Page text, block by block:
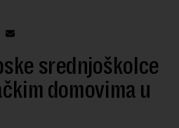
srednjoškolce
domovima u